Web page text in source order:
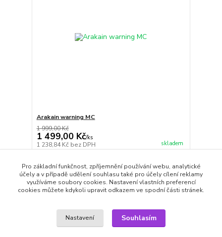
Arakain warning MC
1 999,00 Kč
1 499,00 Kč/ks
1 238,84 Kč bez DPH skladem
strana z 1
Pro základní funkčnost, zpříjemnění používání webu, analytické
účely a v případě udělení souhlasu také pro účely cílení reklamy
využíváme soubory cookies. Nastavení vlastních preferencí
cookies můžete kdykoli upravit odkazem ve spodní části stránek.
Nastavení Souhlasím